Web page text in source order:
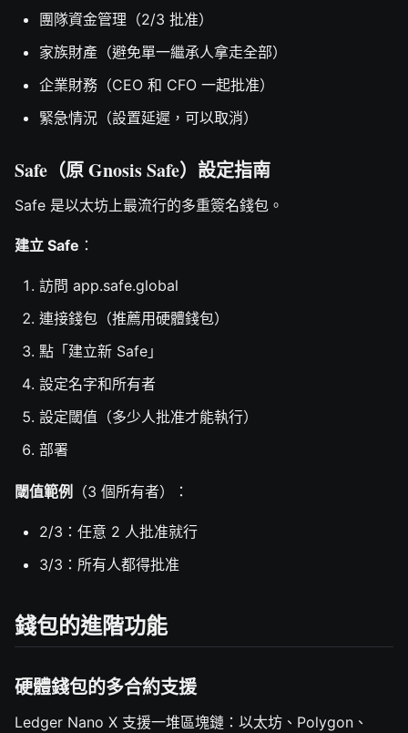
團隊資金管理（2/3 批准）
家族財產（避免單一繼承人拿走全部）
企業財務（CEO 和 CFO 一起批准）
緊急情況（設置延遲，可以取消）
Safe（原 Gnosis Safe）設定指南
Safe 是以太坊上最流行的多重簽名錢包。
建立 Safe ：
訪問 app.safe.global
連接錢包（推薦用硬體錢包）
點「建立新 Safe」
設定名字和所有者
設定閾值（多少人批准才能執行）
部署
閾值範例 （3 個所有者）：
2/3：任意 2 人批准就行
3/3：所有人都得批准
錢包的進階功能
硬體錢包的多合約支援
Ledger Nano X 支援一堆區塊鏈：以太坊、Polygon、